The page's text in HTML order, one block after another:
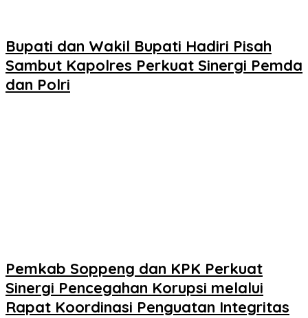
Bupati dan Wakil Bupati Hadiri Pisah
Sambut Kapolres Perkuat Sinergi Pemda
dan Polri
Pemkab Soppeng dan KPK Perkuat
Sinergi Pencegahan Korupsi melalui
Rapat Koordinasi Penguatan Integritas